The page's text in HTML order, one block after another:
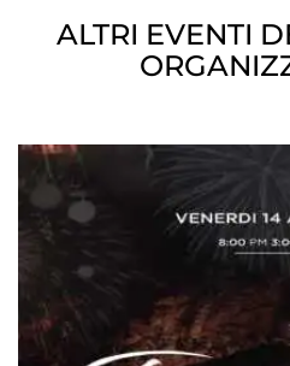
ALTRI EVENTI